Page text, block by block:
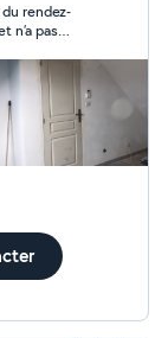
rendez-
n’a pas